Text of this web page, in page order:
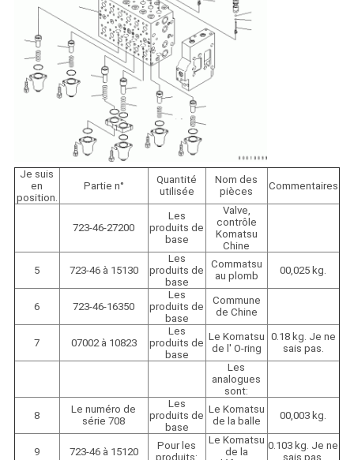
Je suis
en
position.
Partie n°
Quantité
utilisée
Nom des
pièces
Commentaires
723-46-27200
Les
produits de
base
Valve,
contrôle
Komatsu
Chine
5 723-46 à 15130
Les
produits de
base
Commatsu
au plomb
00,025 kg.
6 723-46-16350
Les
produits de
base
Commune
de Chine
7 07002 à 10823
Les
produits de
base
Le Komatsu
de l' O-ring
0.18 kg. Je ne
sais pas.
Les
analogues
sont:
8
Le numéro de
série 708
Les
produits de
base
Le Komatsu
de la balle
00,003 kg.
9 723-46 à 15120
Pour les
produits:
Le Komatsu
de la
0.103 kg. Je ne
sais pas.